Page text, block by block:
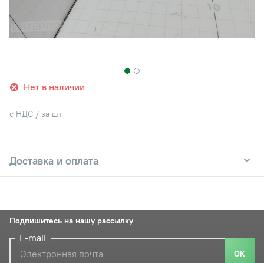
Нет в наличии
с НДС / за шт
Доставка и оплата
Подпишитесь на нашу рассылку
E-mail
ОК